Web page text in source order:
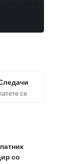
се
со